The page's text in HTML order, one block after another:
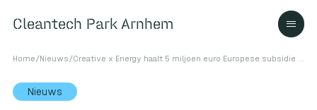
Cleantech Park Arnhem
Home /Nieuws /
Nieuws
Cleantech Park Arnhem